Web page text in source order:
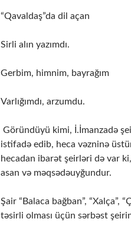
“Qavaldaş”da dil açan
Sirli alın yazımdı.
Gerbim, himnim, bayrağım
Varlığımdı, arzumdu.
Göründüyü kimi, İ.İmanzadə
istifadə edib, heca vəzninə
hecadan ibarət şeirləri də var
asan və məqsədəuyğundur.
Şair “Balaca bağban”, “Xalça”,
təsirli olması üçün sərbəst